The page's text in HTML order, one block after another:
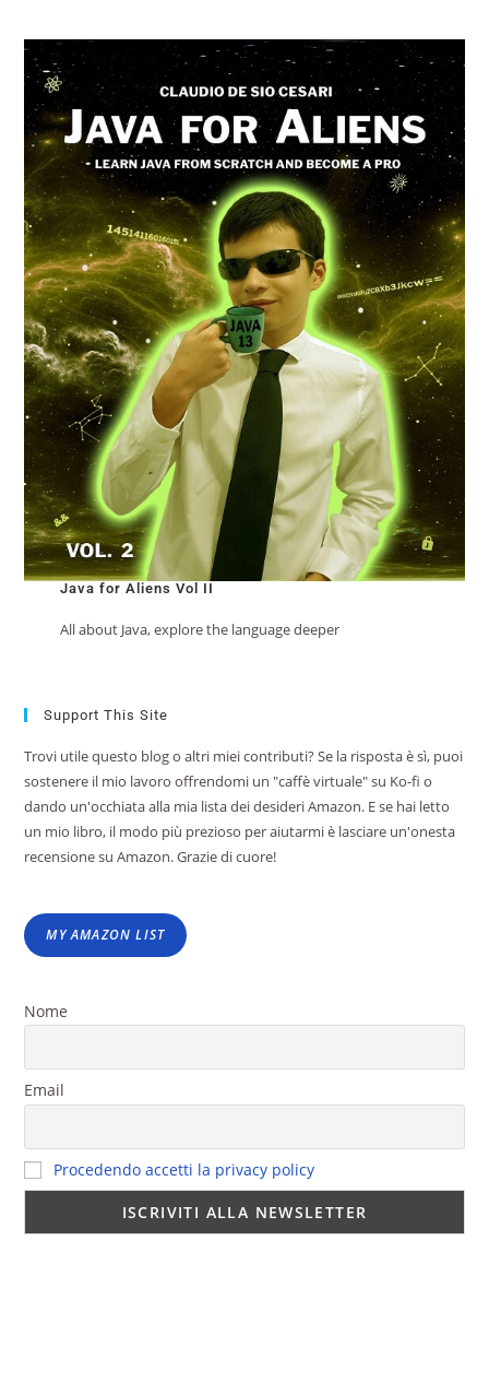
Java for Aliens Vol II
All about Java, explore the language deeper
Support This Site
Trovi utile questo blog o altri miei contributi? Se la risposta è sì, puoi
sostenere il mio lavoro offrendomi un "caffè virtuale" su Ko-fi o
dando un'occhiata alla mia lista dei desideri Amazon. E se hai letto
un mio libro, il modo più prezioso per aiutarmi è lasciare un'onesta
recensione su Amazon. Grazie di cuore!
MY AMAZON LIST
Nome
Email
Procedendo accetti la privacy policy